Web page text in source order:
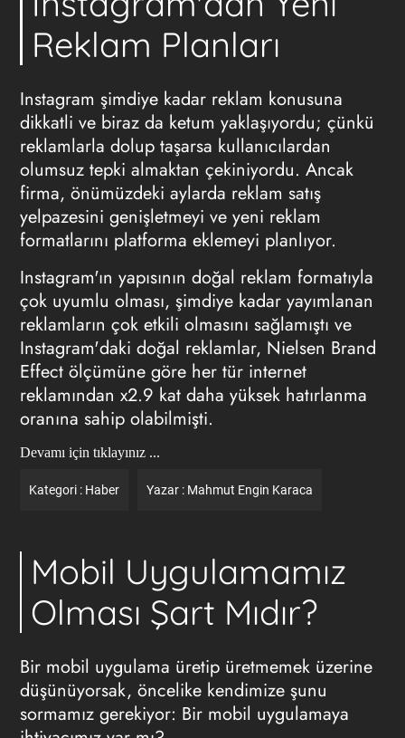
Reklam Planları
Instagram şimdiye kadar reklam konusuna
dikkatli ve biraz da ketum yaklaşıyordu; çünkü
reklamlarla dolup taşarsa kullanıcılardan
olumsuz tepki almaktan çekiniyordu. Ancak
firma, önümüzdeki aylarda reklam satış
yelpazesini genişletmeyi ve yeni reklam
formatlarını platforma eklemeyi planlıyor.
Instagram'ın yapısının doğal reklam formatıyla
çok uyumlu olması, şimdiye kadar yayımlanan
reklamların çok etkili olmasını sağlamıştı ve
Instagram'daki doğal reklamlar, Nielsen Brand
Effect ölçümüne göre her tür internet
reklamından x2.9 kat daha yüksek hatırlanma
oranına sahip olabilmişti.
Devamı için tıklayınız ...
Kategori : Haber Yazar : Mahmut Engin Karaca
Mobil Uygulamamız
Olması Şart Mıdır?
Bir mobil uygulama üretip üretmemek üzerine
düşünüyorsak, öncelike kendimize şunu
sormamız gerekiyor: Bir mobil uygulamaya